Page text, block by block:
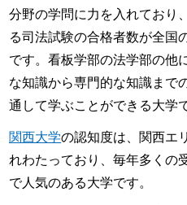
分野の学問に力を入れており
る司法試験の合格者数が全国
です。看板学部の法学部の他
な知識から専門的な知識まで
通して学ぶことができる大学
関西大学の認知度は、関西エ
れわたっており、毎年多くの
で人気のある大学です。